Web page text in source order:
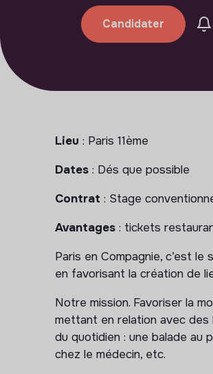
Candidater
Lieu : Paris 11ème
Dates : Dés que possible
Contrat : Stage
Avantages : tickets
Paris en Compagnie, c’est
en favorisant la création de
Notre mission. Favoriser la
mettant en relation avec des
du quotidien : une balade au
chez le médecin, etc.